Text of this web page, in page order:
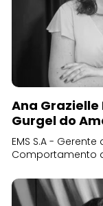
Ana
Gurgel do
EMS S.A -
Comportamento